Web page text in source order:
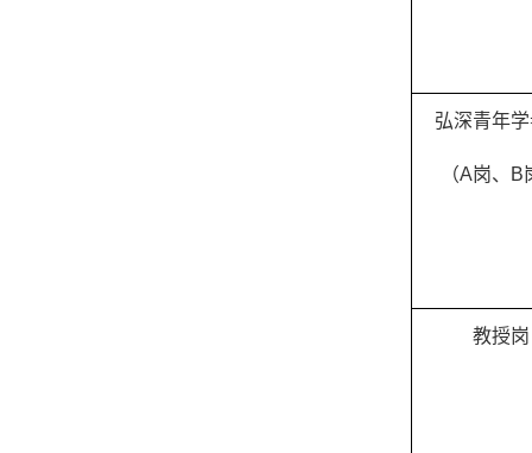
弘深青年
（A岗、 B
教授岗